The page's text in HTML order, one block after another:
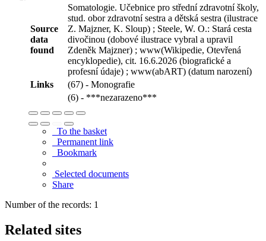
Source
data
found
Somatologie. Učebnice pro střední zdravotní školy,
stud. obor zdravotní sestra a dětská sestra (ilustrace
Z. Majzner, K. Sloup) ; Steele, W. O.: Stará cesta
divočinou (dobové ilustrace vybral a upravil
Zdeněk Majzner) ; www(Wikipedie, Otevřená
encyklopedie), cit. 16.6.2026 (biografické a
profesní údaje) ; www(abART) (datum narození)
Links
(67) - Monografie
(6) - ***nezarazeno***
To the basket
Permanent link
Bookmark
Selected documents
Share
Number of the records: 1
Related sites